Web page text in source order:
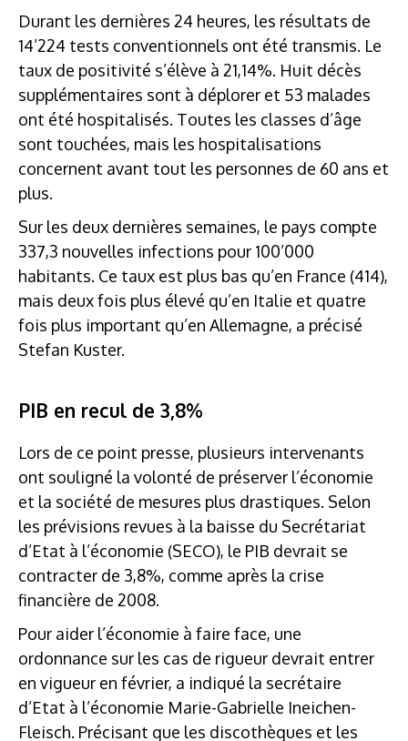
Durant les dernières 24 heures, les résultats de
14’224 tests conventionnels ont été transmis. Le
taux de positivité s’élève à 21,14%. Huit décès
supplémentaires sont à déplorer et 53 malades
ont été hospitalisés. Toutes les classes d’âge
sont touchées, mais les hospitalisations
concernent avant tout les personnes de 60 ans et
plus.
Sur les deux dernières semaines, le pays compte
337,3 nouvelles infections pour 100’000
habitants. Ce taux est plus bas qu’en France (414),
mais deux fois plus élevé qu’en Italie et quatre
fois plus important qu’en Allemagne, a précisé
Stefan Kuster.
PIB en recul de 3,8%
Lors de ce point presse, plusieurs intervenants
ont souligné la volonté de préserver l’économie
et la société de mesures plus drastiques. Selon
les prévisions revues à la baisse du Secrétariat
d’Etat à l’économie (SECO), le PIB devrait se
contracter de 3,8%, comme après la crise
financière de 2008.
Pour aider l’économie à faire face, une
ordonnance sur les cas de rigueur devrait entrer
en vigueur en février, a indiqué la secrétaire
d’Etat à l’économie Marie-Gabrielle Ineichen-
Fleisch. Précisant que les discothèques et les